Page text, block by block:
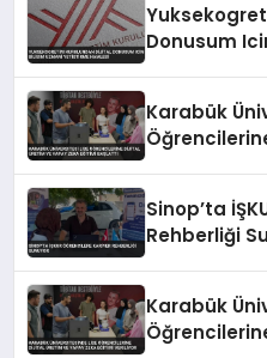
Donusum
Karabük
Sinop’ta
Rehberliği
Karabük